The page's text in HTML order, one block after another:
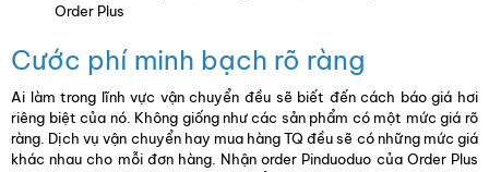
Order Plus
Cước phí minh bạch rõ ràng
Ai làm trong lĩnh vực vận chuyển đều sẽ biết đến cách báo giá hơi
riêng biệt của nó. Không giống như các sản phẩm có một mức giá rõ
ràng. Dịch vụ vận chuyển hay mua hàng TQ đều sẽ có những mức giá
khác nhau cho mỗi đơn hàng. Nhận order Pinduoduo của Order Plus